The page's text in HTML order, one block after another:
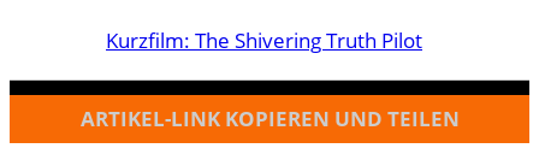
Kurzfilm: The Shivering Truth Pilot
ARTIKEL-LINK KOPIEREN UND TEILEN